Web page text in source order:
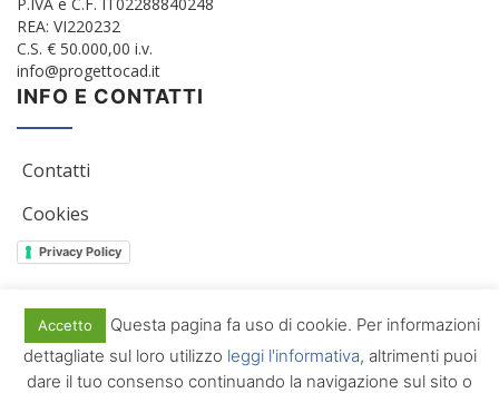
REA: VI220232
C.S. € 50.000,00 i.v.
info@progettocad.it
INFO E CONTATTI
Contatti
Cookies
Privacy Policy
© 2012/2022 Progetto Cad Srl. All Rights Reserved
Accetto
Questa pagina fa uso di cookie. Per informazioni
dettagliate sul loro utilizzo leggi l'informativa, altrimenti puoi
dare il tuo consenso continuando la navigazione sul sito o